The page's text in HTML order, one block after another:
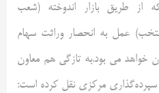
از طریق بازار اندوخته (شعب
عمل به انحصار وراثت سهام
خواهد می بود.به تازگی هم معاون
مرکزی نقل کرده است: